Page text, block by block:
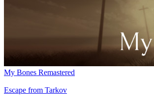
My Bones Remastered
Escape from Tarkov